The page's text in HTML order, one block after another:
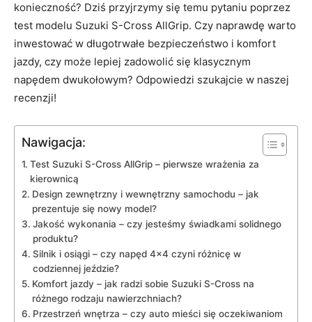
konieczność? Dziś przyjrzymy się temu pytaniu⁤ poprzez
test modelu Suzuki S-Cross AllGrip. Czy naprawdę‌ warto
inwestować w długotrwałe bezpieczeństwo i komfort
jazdy, czy może lepiej zadowolić się⁢ klasycznym
napędem ⁣dwukołowym? Odpowiedzi szukajcie w naszej
recenzji!
Nawigacja:
Test Suzuki S-Cross⁣ AllGrip – pierwsze wrażenia za
kierownicą
Design zewnętrzny i wewnętrzny samochodu – jak
prezentuje​ się nowy model?
Jakość wykonania – czy jesteśmy świadkami solidnego
produktu?
Silnik‌ i osiągi – czy napęd 4×4 czyni ⁣różnicę w
codziennej jeździe?
Komfort jazdy – jak radzi ‌sobie ​Suzuki S-Cross na
różnego rodzaju nawierzchniach?
Przestrzeń wnętrza –⁣ czy auto mieści się oczekiwaniom